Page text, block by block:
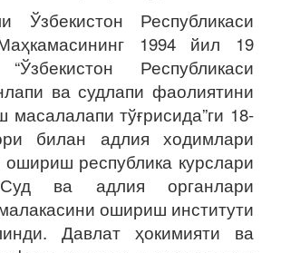
Ўзбекистон Республикаси
1994 йил 19
Республикаси
ва судлапи фаолиятини
масалалапи тўғрисида”ги 18-
билан адлия ходимлари
ошириш республика курслари
ва адлия органлари
ошириш институти
Давлат ҳокимияти ва